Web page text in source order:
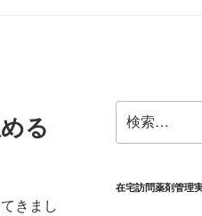
る
きまし
索:
在宅訪問薬剤管理